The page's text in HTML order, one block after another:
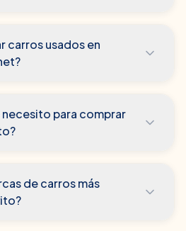
carros usados en
para comprar
de carros más